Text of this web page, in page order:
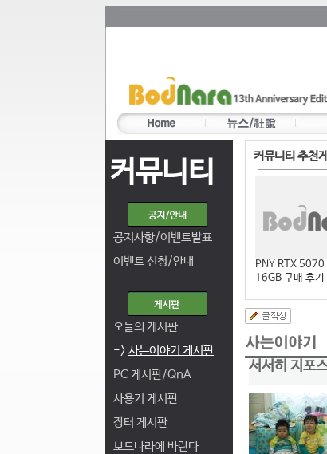
커뮤니티
공지사항/이벤트발표
이벤트 신청/안내
오늘의 게시판
-> 사는이야기 게시판
PC 게시판/QnA
사용기 게시판
장터 게시판
보드나라에 바란다
커뮤니티 추천
PNY RTX 5070
16GB 구매 후기
서서히 지포